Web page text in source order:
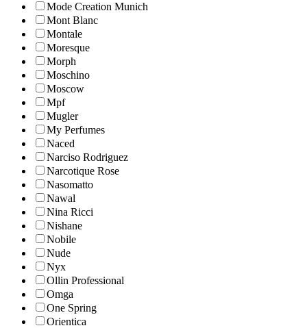
Mode Creation Munich
Mont Blanc
Montale
Moresque
Morph
Moschino
Moscow
Mpf
Mugler
My Perfumes
Naced
Narciso Rodriguez
Narcotique Rose
Nasomatto
Nawal
Nina Ricci
Nishane
Nobile
Nude
Nyx
Ollin Professional
Omga
One Spring
Orientica